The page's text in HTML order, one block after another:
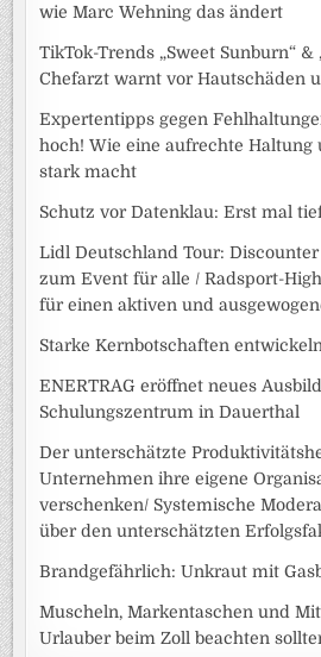
wie Marc Wehning das ändert
TikTok-Trends „Sweet Sunburn“ &
Chefarzt warnt vor Hautschäden
Expertentipps gegen
hoch! Wie eine aufrechte Haltung
stark macht
Schutz vor Datenklau: Erst mal
Lidl Deutschland Tour:
zum Event für alle / Radsport-
für einen aktiven und
Starke Kernbotschaften
ENERTRAG eröffnet neues
Schulungszentrum in Dauerthal
Der unterschätzte
Unternehmen ihre eigene
verschenken/ Systemische
über den unterschätzten
Brandgefährlich: Unkraut mit
Muscheln, Markentaschen und
Urlauber beim Zoll beachten